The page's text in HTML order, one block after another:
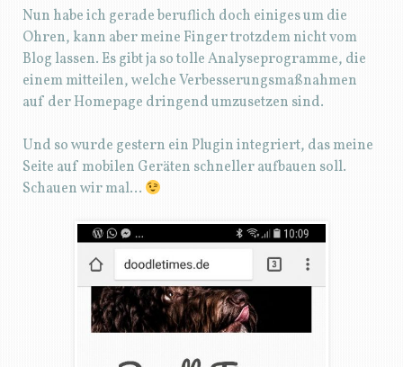
Nun habe ich gerade beruflich doch einiges um die
Ohren, kann aber meine Finger trotzdem nicht vom
Blog lassen. Es gibt ja so tolle Analyseprogramme, die
einem mitteilen, welche Verbesserungsmaßnahmen
auf der Homepage dringend umzusetzen sind.
Und so wurde gestern ein Plugin integriert, das meine
Seite auf mobilen Geräten schneller aufbauen soll.
Schauen wir mal…